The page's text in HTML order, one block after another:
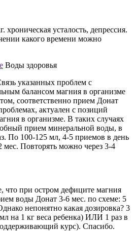
хроническая усталость, депрессия.
какого времени можно
Воды здоровья
указанных проблем с
балансом магния в организме
соответственно прием Донат
актуален с позиций
в организме. В таких случаях
прием минеральной воды, в
По 100-125 мл, 4-5 приемов в день
Повторять можно через 3-4
что при остром дефиците магния
воды Донат 3-6 мес. по схеме: 5
непонятно какая дозировка? 3
на 1 кг веса ребенка) ИЛИ 1 раз в
курс). Спасибо.